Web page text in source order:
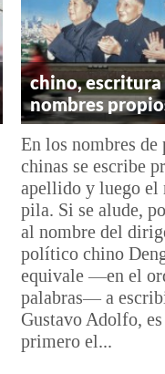
chino, escritura
nombres
En los nombres de
chinas se escribe
apellido y luego el
pila. Si se alude,
al nombre del
político chino
equivale —en el
palabras— a
Gustavo Adolfo,
primero el...